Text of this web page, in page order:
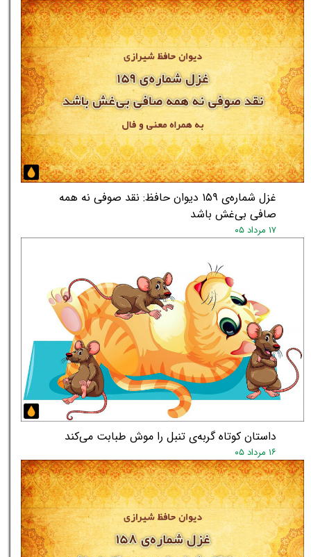
غزل شماره‌ی ۱۵۹ دیوان حافظ: نقد صوفی نه همه
صافی بی‌غش باشد
۱۷ مرداد ۰۵
داستان کوتاه گربه‌ی تنبل را موش طبابت می‌کند
۱۶ مرداد ۰۵